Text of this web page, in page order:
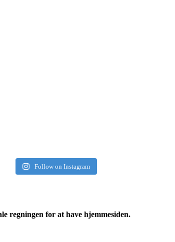
Follow on Instagram
regningen for at have hjemmesiden.